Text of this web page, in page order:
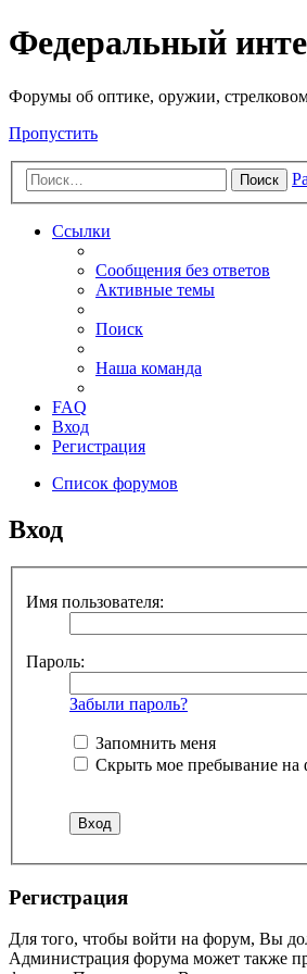
Федеральный
Форумы об оптике, оружии,
Пропустить
Поиск
Ссылки
Сообщения без ответов
Активные темы
Поиск
Наша команда
FAQ
Вход
Регистрация
Список форумов
Вход
Имя пользователя:
Пароль:
Забыли пароль?
Запомнить меня
Скрыть мое пребывание на
Регистрация
Для того, чтобы войти на форум, Вы
Администрация форума может также